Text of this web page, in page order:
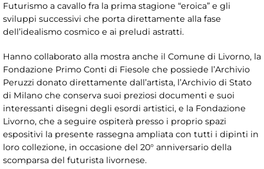
Futurismo a cavallo fra la prima stagione “eroica” e gli
sviluppi successivi che porta direttamente alla fase
dell’idealismo cosmico e ai preludi astratti.
Hanno collaborato alla mostra anche il Comune di Livorno, la
Fondazione Primo Conti di Fiesole che possiede l’Archivio
Peruzzi donato direttamente dall’artista, l’Archivio di Stato
di Milano che conserva suoi preziosi documenti e suoi
interessanti disegni degli esordi artistici, e la Fondazione
Livorno, che a seguire ospiterà presso i proprio spazi
espositivi la presente rassegna ampliata con tutti i dipinti in
loro collezione, in occasione del 20° anniversario della
scomparsa del futurista livornese.